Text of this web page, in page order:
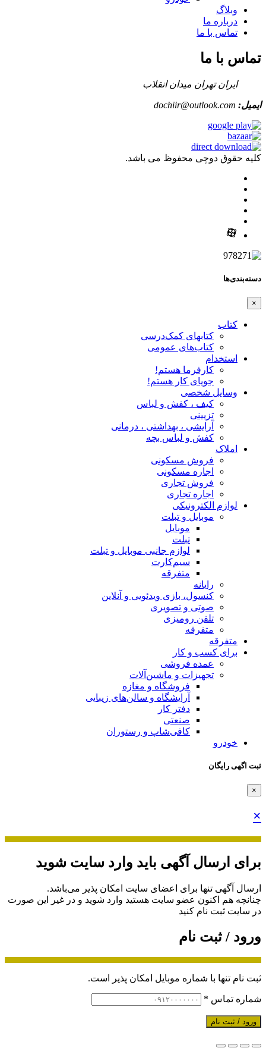
وبلاگ
درباره ما
تماس با ما
تماس با ما
ایران تهران میدان انقلاب
ایمیل: dochiir@outlook.com
کلیه حقوق دوچی محفوظ می باشد.
دسته‌بندی‌ها
×
کتاب
کتابهای کمک‌درسی
کتاب‌های عمومی
استخدام
کارفرما هستم!
جویای کار هستم!
وسایل شخصی
کیف ، کفش و لباس
تزیینی
آرایشی ، بهداشتی ، درمانی
کفش و لباس بچه
املاک
فروش مسکونی
اجاره مسکونی
فروش تجاری
اجاره تجاری
لوازم الکترونیکی
موبایل و تبلت
موبایل
تبلت
لوازم جانبی موبایل و تبلت
سیم‌کارت
متفرقه
رایانه
کنسول، بازی‌ ویدئویی و آنلاین
صوتی و تصویری
تلفن رومیزی
متفرقه
متفرقه
برای کسب و کار
عمده فروشی
تجهیزات و ماشین‌آلات
فروشگاه و مغازه
آرایشگاه و سالن‌های زیبایی
دفتر کار
صنعتی
کافی‌شاپ و رستوران
خودرو
ثبت اگهی رایگان
×
×
برای ارسال آگهی باید وارد سایت شوید
ارسال آگهی تنها برای اعضای سایت امکان پذیر می‌باشد.
چنانچه هم‌ اکنون عضو سایت هستید وارد شوید و در غیر این صورت
در سایت ثبت نام کنید
ورود / ثبت نام
ثبت نام تنها با شماره موبایل امکان پذیر است.
شماره تماس *
ورود / ثبت نام